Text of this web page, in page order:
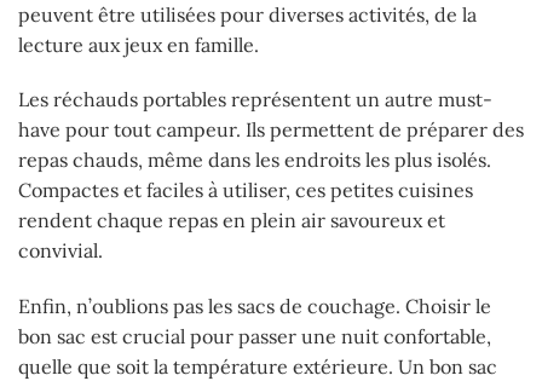
peuvent être utilisées pour diverses activités, de la
lecture aux jeux en famille.
Les réchauds portables représentent un autre must-
have pour tout campeur. Ils permettent de préparer des
repas chauds, même dans les endroits les plus isolés.
Compactes et faciles à utiliser, ces petites cuisines
rendent chaque repas en plein air savoureux et
convivial.
Enfin, n’oublions pas les sacs de couchage. Choisir le
bon sac est crucial pour passer une nuit confortable,
quelle que soit la température extérieure. Un bon sac